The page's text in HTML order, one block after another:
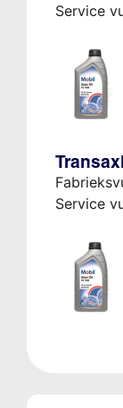
Service
Service